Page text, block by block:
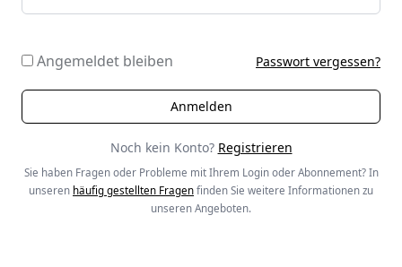
Angemeldet bleiben Passwort vergessen?
Noch kein Konto? Registrieren
Sie haben Fragen oder Probleme mit Ihrem Login oder Abonnement? In
unseren häufig gestellten Fragen finden Sie weitere Informationen zu
unseren Angeboten.